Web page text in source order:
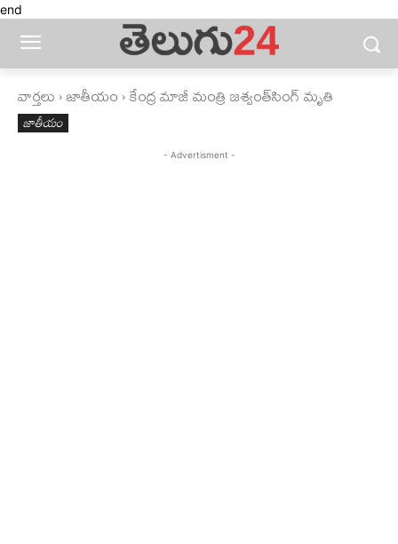
end
వార్తలు జాతీయం కేంద్ర మాజీ మంత్రి జశ్వంత్‌సింగ్‌ మృతి
జాతీయం
- Advertisment -